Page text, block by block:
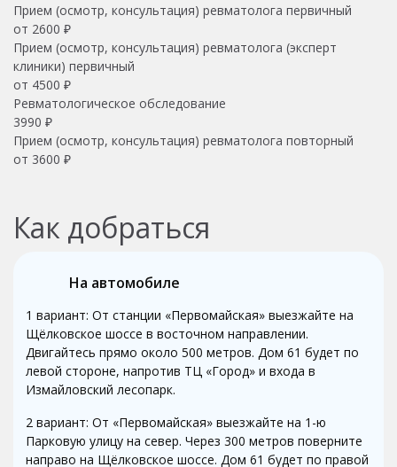
Прием (осмотр, консультация) ревматолога первичный
от 2600 ₽
Прием (осмотр, консультация) ревматолога (эксперт
клиники) первичный
от 4500 ₽
Ревматологическое обследование
3990 ₽
Прием (осмотр, консультация) ревматолога повторный
от 3600 ₽
Как добраться
На автомобиле
1 вариант: От станции «Первомайская» выезжайте на
Щёлковское шоссе в восточном направлении.
Двигайтесь прямо около 500 метров. Дом 61 будет по
левой стороне, напротив ТЦ «Город» и входа в
Измайловский лесопарк.
2 вариант: От «Первомайская» выезжайте на 1-ю
Парковую улицу на север. Через 300 метров поверните
направо на Щёлковское шоссе. Дом 61 будет по правой